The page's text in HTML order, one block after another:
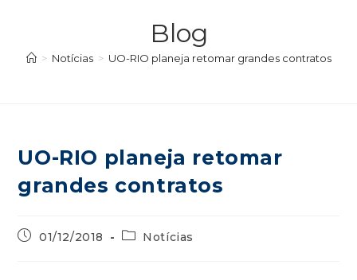
Blog
> Notícias > UO-RIO planeja retomar grandes contratos
UO-RIO planeja retomar
grandes contratos
01/12/2018 Notícias